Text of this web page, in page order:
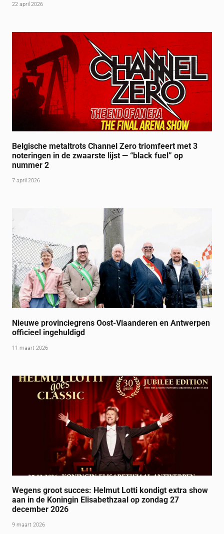
22 april 2026
Belgische metaltrots Channel Zero triomfeert met 3
noteringen in de zwaarste lijst — “black fuel” op
nummer 2
7 april 2026
Nieuwe provinciegrens Oost-Vlaanderen en Antwerpen
officieel ingehuldigd
11 maart 2026
Wegens groot succes: Helmut Lotti kondigt extra show
aan in de Koningin Elisabethzaal op zondag 27
december 2026
9 maart 2026